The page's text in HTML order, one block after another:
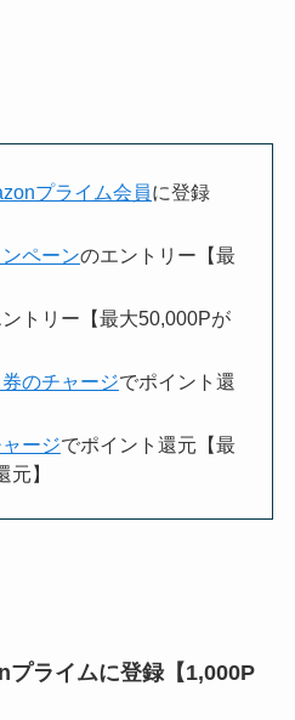
プライム会員に登録
ペーンのエントリー【最
トリー【最大50,000Pが
のチャージでポイント還
ージでポイント還元【最
元】
ライムに登録【1,000P